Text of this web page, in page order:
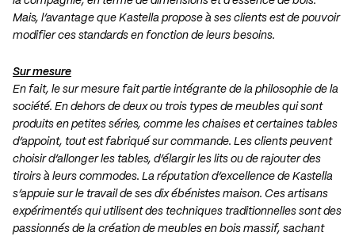
Mais, l’avantage que Kastella propose à ses clients est de pouvoir
modifier ces standards en fonction de leurs besoins.
Sur mesure
En fait, le sur mesure fait partie intégrante de la philosophie de la
société. En dehors de deux ou trois types de meubles qui sont
produits en petites séries, comme les chaises et certaines tables
d’appoint, tout est fabriqué sur commande. Les clients peuvent
choisir d’allonger les tables, d’élargir les lits ou de rajouter des
tiroirs à leurs commodes. La réputation d’excellence de Kastella
s’appuie sur le travail de ses dix ébénistes maison. Ces artisans
expérimentés qui utilisent des techniques traditionnelles sont des
passionnés de la création de meubles en bois massif, sachant